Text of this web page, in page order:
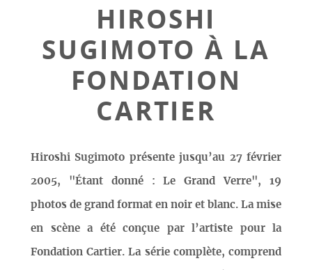
HIROSHI
SUGIMOTO À LA
FONDATION
CARTIER
Hiroshi Sugimoto présente jusqu’au 27 février
2005, "Étant donné : Le Grand Verre", 19
photos de grand format en noir et blanc. La mise
en scène a été conçue par l’artiste pour la
Fondation Cartier. La série complète, comprend